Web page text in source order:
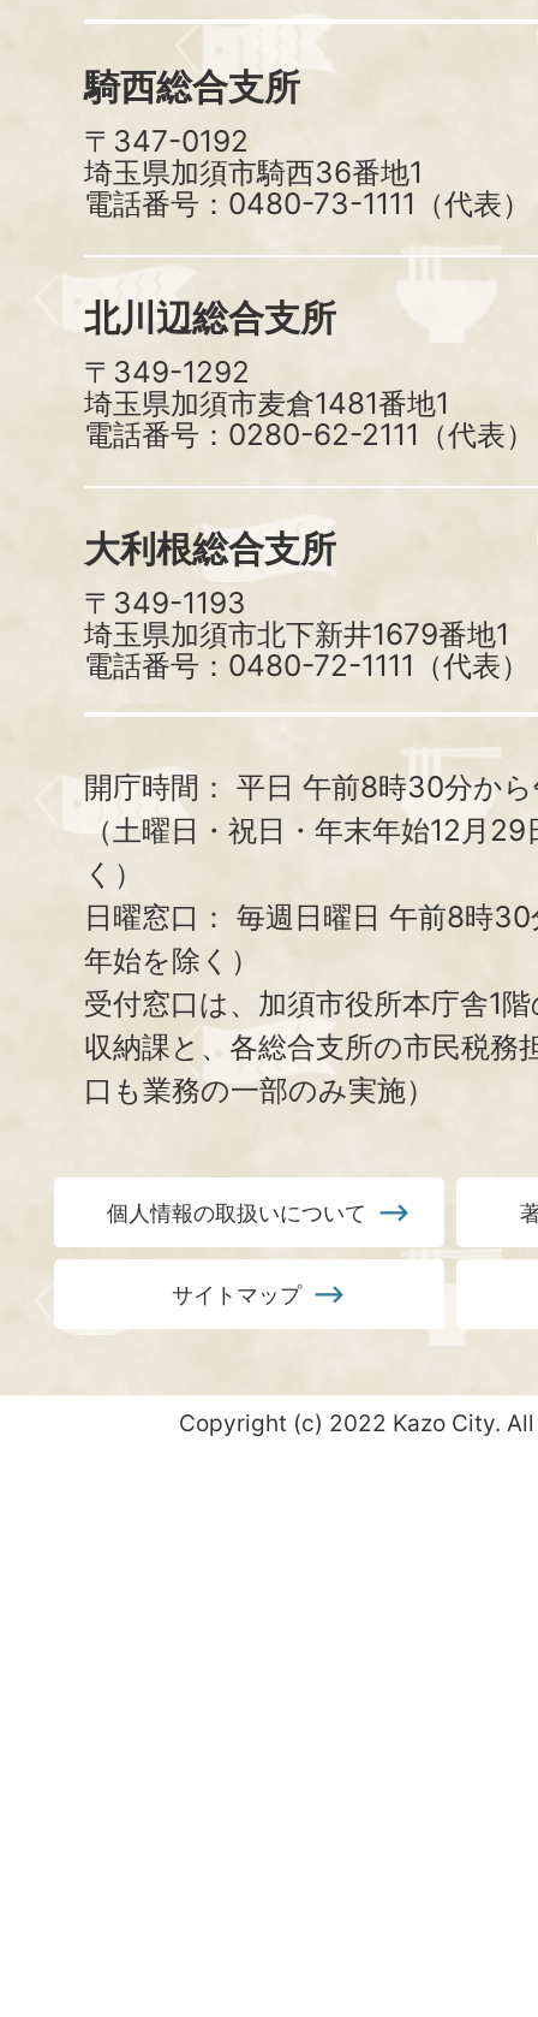
騎西総合支所
〒347-0192
埼玉県加須市騎西36番地1
電話番号：0480-73-1111（代表）
北川辺総合支所
〒349-1292
埼玉県加須市麦倉1481番地1
電話番号：0280-62-2111（代表）
大利根総合支所
〒349-1193
埼玉県加須市北下新井1679番地1
電話番号：0480-72-1111（代表）
開庁時間： 平日 午前8時30分か
（土曜日・祝日・年末年始12月
く）
日曜窓口： 毎週日曜日 午前8時
年始を除く）
受付窓口は、加須市役所本庁舎1
収納課と、 各総合支所の市民税務
口も業務の一部のみ実施）
個人情報の取扱いについて
サイトマップ
Copyright (c) 2022 Kazo City.